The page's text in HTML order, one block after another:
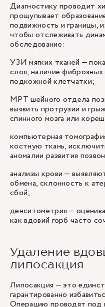
Диагностику проводит
прощупывает
подвижность и границы,
чтобы отслеживать
обследование:
УЗИ мягких тканей —
слоя, наличие
подкожной клетчатки;
МРТ шейного отдела
выявить протрузии и
спинного мозга или
компьютерная
костную ткань,
аномалии развития
анализы крови —
обмена, склонность к
сбой;
денситометрия —
как вдовий горб часто
Удаление
липосакция
Липосакция — это
гарантированно
Операцию проводят под